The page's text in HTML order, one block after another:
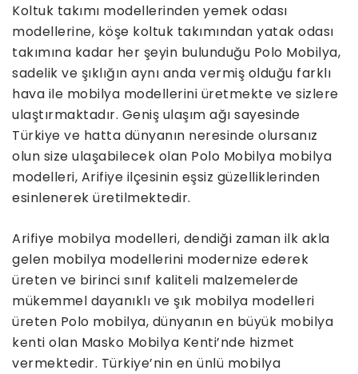
Koltuk takımı modellerinden yemek odası
modellerine, köşe koltuk takımından yatak odası
takımına kadar her şeyin bulunduğu Polo Mobilya,
sadelik ve şıklığın aynı anda vermiş olduğu farklı
hava ile mobilya modellerini üretmekte ve sizlere
ulaştırmaktadır. Geniş ulaşım ağı sayesinde
Türkiye ve hatta dünyanın neresinde olursanız
olun size ulaşabilecek olan Polo Mobilya mobilya
modelleri, Arifiye ilçesinin eşsiz güzelliklerinden
esinlenerek üretilmektedir.
Arifiye mobilya modelleri, dendiği zaman ilk akla
gelen mobilya modellerini modernize ederek
üreten ve birinci sınıf kaliteli malzemelerde
mükemmel dayanıklı ve şık mobilya modelleri
üreten Polo mobilya, dünyanın en büyük mobilya
kenti olan Masko Mobilya Kenti’nde hizmet
vermektedir. Türkiye’nin en ünlü mobilya